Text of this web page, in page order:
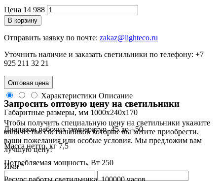
Цена 14 988
В корзину
Отправить заявку по почте: zakaz@lighteco.ru
Уточнить наличие и заказать светильники по телефону: +7
925 211 32 21
Оптовая цена
Запросить оптовую цену на светильники
Чтобы получить специальную цену на светильники укажите
количество светильников которые вы хотите приобрести,
ваши пожелания или особые условия. Мы предложим вам
лучшую цену!
Имя *
Характеристики Описание
Габаритные размеры, мм 1000x240x170
Диапазон рабочих температур -45 до +50
Масса нетто, кг 7,5
Потребляемая мощность, Вт 250